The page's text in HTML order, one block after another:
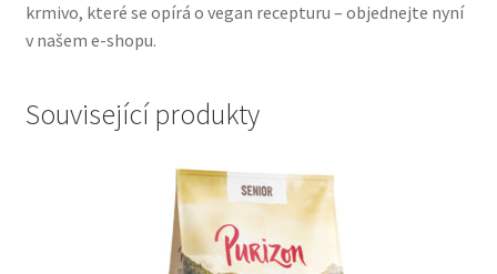
krmivo, které se opírá o vegan recepturu – objednejte nyní
v našem e-shopu.
Související produkty